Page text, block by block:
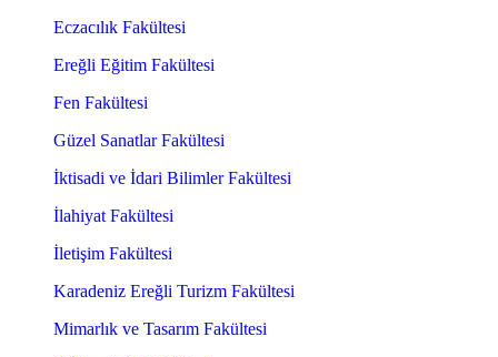
Eczacılık Fakültesi
Ereğli Eğitim Fakültesi
Fen Fakültesi
Güzel Sanatlar Fakültesi
İktisadi ve İdari Bilimler Fakültesi
İlahiyat Fakültesi
İletişim Fakültesi
Karadeniz Ereğli Turizm Fakültesi
Mimarlık ve Tasarım Fakültesi